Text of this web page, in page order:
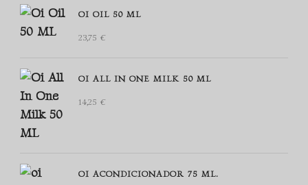
OI OIL 50 ML
23,75 €
OI ALL IN ONE MILK 50 ML
14,25 €
OI ACONDICIONADOR 75 ML.